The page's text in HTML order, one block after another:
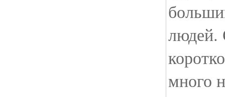
людей.
много